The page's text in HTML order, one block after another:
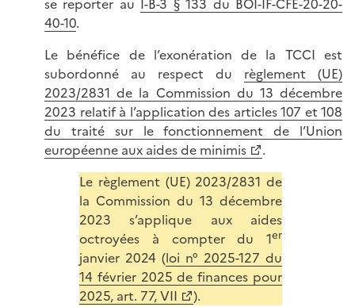
se reporter au I-B-3 § 133 du BOI-IF-CFE-20-20-
40-10.
Le bénéfice de l’exonération de la TCCI est
subordonné au respect du règlement (UE)
2023/2831 de la Commission du 13 décembre
2023 relatif à l’application des articles 107 et 108
du traité sur le fonctionnement de l’Union
européenne aux aides de minimis
.
Le règlement (UE) 2023/2831 de
la Commission du 13 décembre
2023 s’applique aux aides
octroyées à compter du 1er
janvier 2024 (loi n° 2025-127 du
14 février 2025 de finances pour
2025, art. 77, VII
).